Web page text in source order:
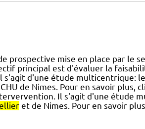
prospective mise en place par le
principal est d'évaluer la
s'agit d'une étude multicentrique:
de Nimes. Pour en savoir plus,
Il s'agit d'une étude
et de Nimes. Pour en savoir